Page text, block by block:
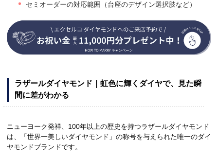
セミオーダーの対応範囲（台座のデザイン選択肢など）
ラザールダイヤモンド｜虹色に輝くダイヤで、見た瞬
間に差がわかる
ニューヨーク発祥、100年以上の歴史を持つラザールダイヤモンド
は、「世界一美しいダイヤモンド」の称号を与えられた唯一のダイ
ヤモンドブランドです。